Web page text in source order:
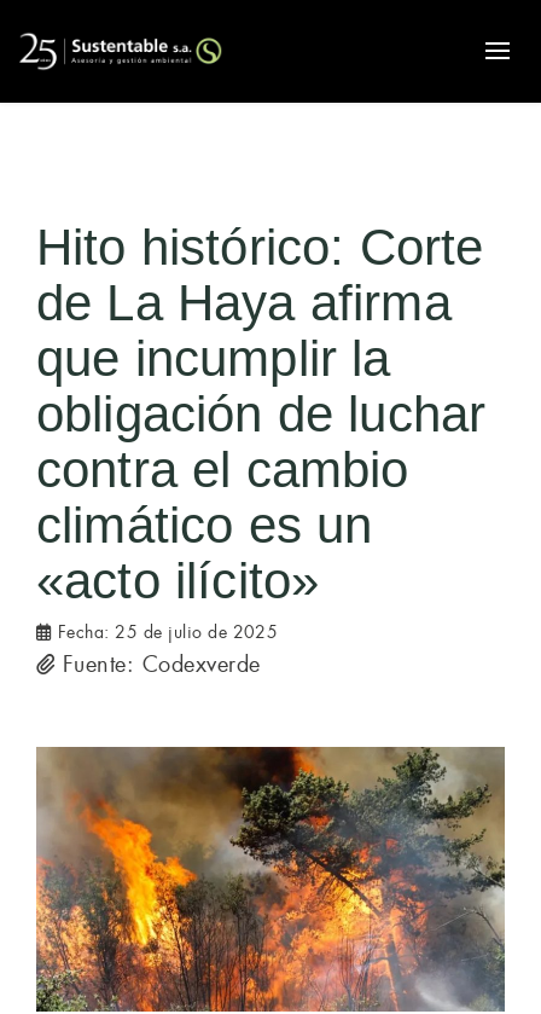
Hito histórico: Corte
de La Haya afirma
que incumplir la
obligación de luchar
contra el cambio
climático es un
«acto ilícito»
Fecha: 25 de julio de 2025
Fuente: Codexverde